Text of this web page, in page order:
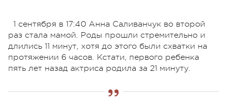
1 сентября в 17:40 Анна Саливанчук во второй
раз стала мамой. Роды прошли стремительно и
длились 11 минут, хотя до этого были схватки на
протяжении 6 часов. Кстати, первого ребенка
пять лет назад актриса родила за 21 минуту.